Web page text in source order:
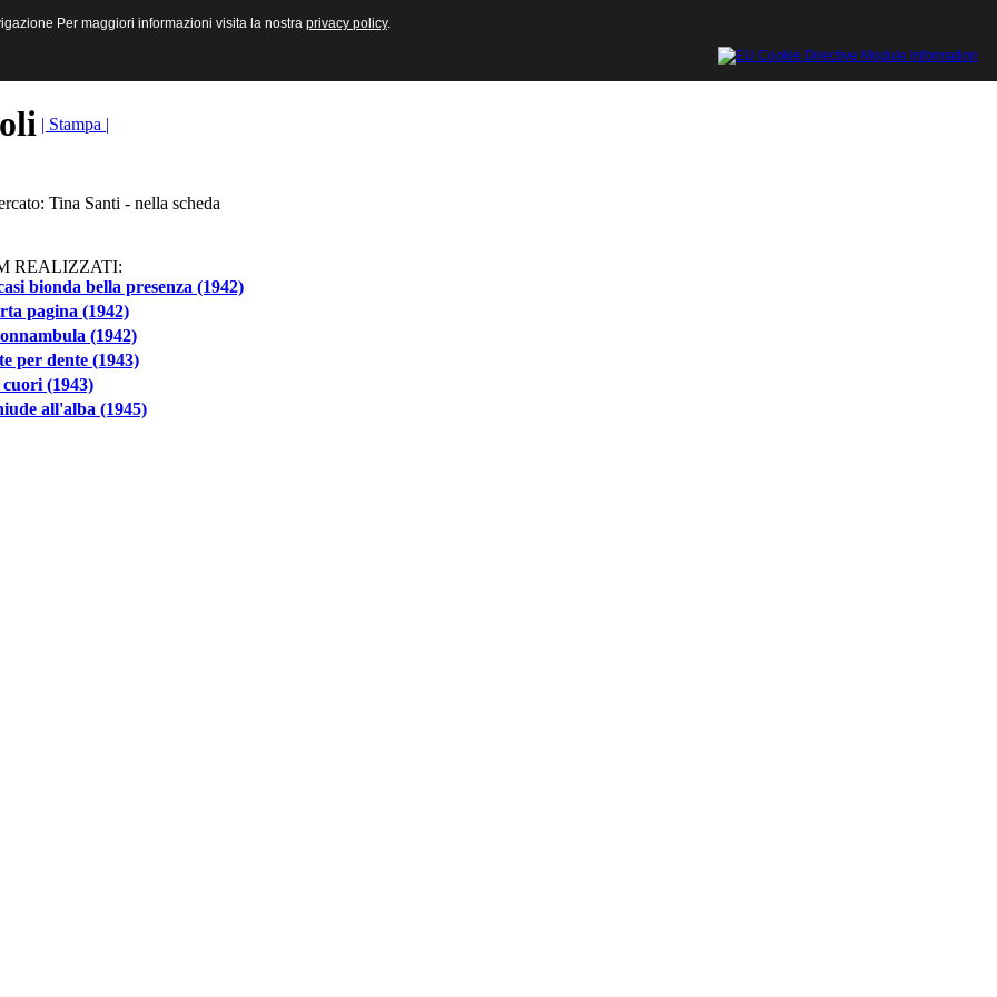
e Multimediali
| Stampa |
Tina Santi - nella scheda
REALIZZATI:
bionda bella presenza (1942)
pagina (1942)
(1942)
per dente (1943)
(1943)
all'alba (1945)
Per maggiori informazioni visita la nostra privacy policy.
Per maggiori informazioni visita la nostra privacy policy.